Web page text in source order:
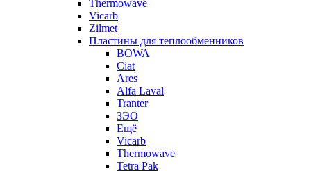
Thermowave
Vicarb
Zilmet
Пластины для теплообменников
BOWA
Ciat
Ares
Alfa Laval
Tranter
ЗЭО
Ещё
Vicarb
Thermowave
Tetra Pak